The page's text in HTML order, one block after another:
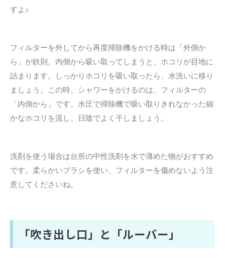
すよ♪
フィルターを外してから再度掃除機をかける時は「外側か
ら」が鉄則。内側から吸い取ってしまうと、ホコリが目地に
詰まります。しっかりホコリを吸い取ったら、水洗いに移り
ましょう。この時、シャワーをかけるのは、フィルターの
「内側から」です。水圧で掃除機で吸い取りきれなかった細
かなホコリを流し、日陰でよく干しましょう。
洗剤を使う場合は台所の中性洗剤を水で薄めた物がおすすめ
です。柔らかいブラシを使い、フィルターを傷めないよう注
意してくださいね。
「吹き出し口」と「ルーバー」